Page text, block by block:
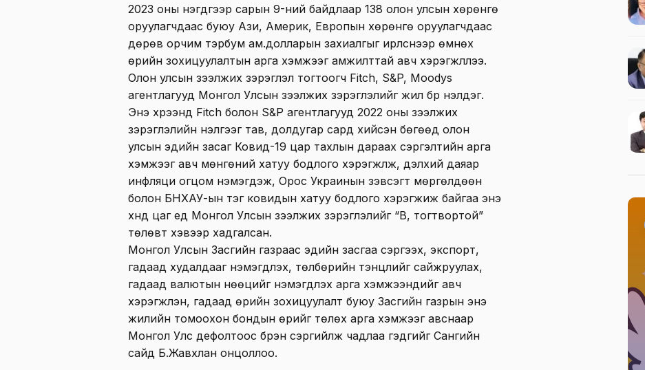
2023 оны нэгдүгээр сарын 9-ний байдлаар 138 олон улсын хөрөнгө
оруулагчдаас буюу Ази, Америк, Европын хөрөнгө оруулагчдаас
дөрөв орчим тэрбум ам.долларын захиалгыг ирүүлснээр өмнөх
өрийн зохицуулалтын арга хэмжээг амжилттай авч хэрэгжүүллээ.
Олон улсын зээлжих зэрэглэл тогтоогч Fitch, S&P, Moodys
агентлагууд Монгол Улсын зээлжих зэрэглэлийг жил бүр үнэлдэг.
Энэ хүрээнд Fitch болон S&P агентлагууд 2022 оны зээлжих
зэрэглэлийн үнэлгээг тав, долдугар сард хийсэн бөгөөд олон
улсын эдийн засаг Ковид-19 цар тахлын дараах сэргэлтийн арга
хэмжээг авч мөнгөний хатуу бодлого хэрэгжүүлж, дэлхий даяар
инфляци огцом нэмэгдэж, Орос Украинын зэвсэгт мөргөлдөөн
болон БНХАУ-ын тэг ковидын хатуу бодлого хэрэгжиж байгаа энэ
хүнд цаг үед Монгол Улсын зээлжих зэрэглэлийг “B, тогтвортой”
төлөвт хэвээр хадгалсан.
Монгол Улсын Засгийн газраас эдийн засгаа сэргээх, экспорт,
гадаад худалдааг нэмэгдүүлэх, төлбөрийн тэнцлийг сайжруулах,
гадаад валютын нөөцийг нэмэгдүүлэх арга хэмжээнүүдийг авч
хэрэгжүүлэн, гадаад өрийн зохицуулалт буюу Засгийн газрын энэ
жилийн томоохон бондын өрийг төлөх арга хэмжээг авснаар
Монгол Улс дефолтоос бүрэн сэргийлж чадлаа гэдгийг Сангийн
сайд Б.Жавхлан онцоллоо.